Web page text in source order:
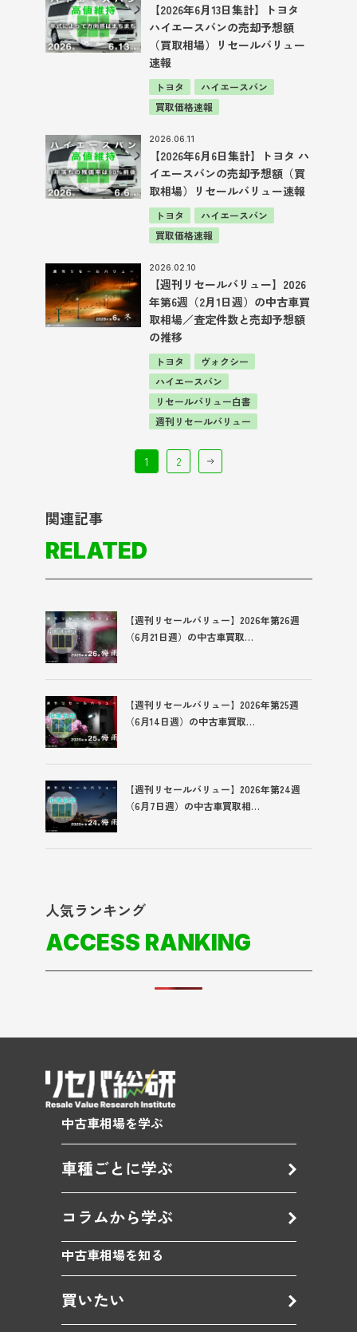
【2026年6月13日集計】トヨタ
ハイエースバンの売却予想額
（買取相場）リセールバリュー
速報
トヨタ
ハイエースバン
買取価格速報
2026.06.11
【2026年6月6日集計】トヨタ ハ
イエースバンの売却予想額（買
取相場）リセールバリュー速報
トヨタ
ハイエースバン
買取価格速報
2026.02.10
【週刊リセールバリュー】2026
年第6週（2月1日週）の中古車買
取相場／査定件数と売却予想額
の推移
トヨタ
ヴォクシー
ハイエースバン
リセールバリュー白書
週刊リセールバリュー
1 2
関連記事
RELATED
【週刊リセールバリュー】2026年第26週
（6月21日週）の中古車買取…
【週刊リセールバリュー】2026年第25週
（6月14日週）の中古車買取…
【週刊リセールバリュー】2026年第24週
（6月7日週）の中古車買取相…
人気ランキング
ACCESS RANKING
中古車相場を学ぶ
車種ごとに学ぶ
コラムから学ぶ
中古車相場を知る
買いたい